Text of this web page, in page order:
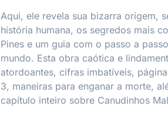
Aqui, ele revela sua bizarra origem,
história humana, os segredos mais
Pines e um guia com o passo a
mundo. Esta obra caótica e
atordoantes, cifras imbatíveis,
3, maneiras para enganar a morte,
capítulo inteiro sobre Canudinhos